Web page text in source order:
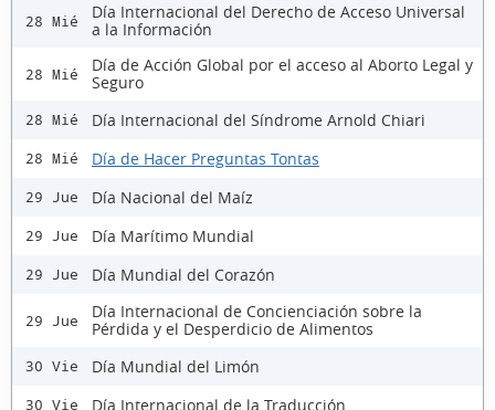
28 Mié
Día Internacional del Derecho de Acceso Universal
a la Información
28 Mié
Día de Acción Global por el acceso al Aborto Legal y
Seguro
28 Mié Día Internacional del Síndrome Arnold Chiari
28 Mié Día de Hacer Preguntas Tontas
29 Jue Día Nacional del Maíz
29 Jue Día Marítimo Mundial
29 Jue Día Mundial del Corazón
29 Jue
Día Internacional de Concienciación sobre la
Pérdida y el Desperdicio de Alimentos
30 Vie Día Mundial del Limón
30 Vie Día Internacional de la Traducción